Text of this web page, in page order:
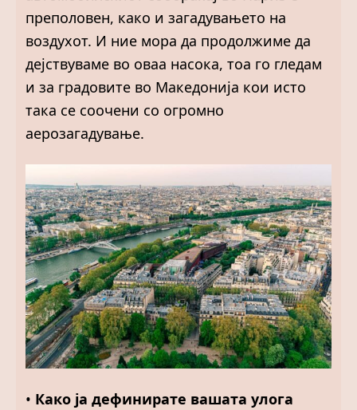
преполовен, како и загадувањето на
воздухот. И ние мора да продолжиме да
дејствуваме во оваа насока, тоа го гледам
и за градовите во Македонија кои исто
така се соочени со огромно
аерозагадување.
• Како ја дефинирате вашата улога